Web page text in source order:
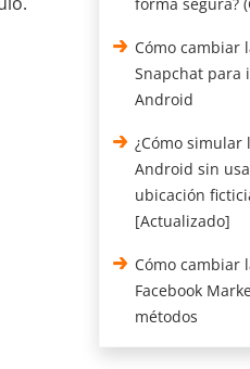
Cómo cambiar
Snapchat para
Android
¿Cómo simular
Android sin
ubicación
[Actualizado]
Cómo cambiar
Facebook
métodos